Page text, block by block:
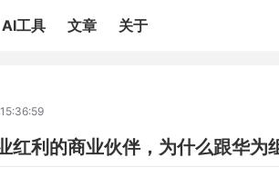
AI工具 文章 关于
红利的商业伙伴，为什么跟华为